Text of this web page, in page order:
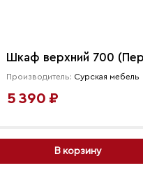
Шкаф верхний 700
Производитель: Сурская мебель
5 390 ₽
В корзину